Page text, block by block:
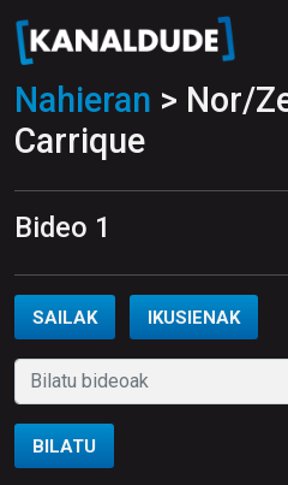
Nahieran > Nor/
Carrique
Bideo 1
SAILAK IKUSIENAK
BILATU